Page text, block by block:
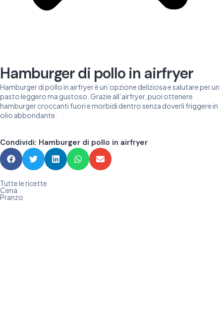
Hamburger di pollo in airfryer
Hamburger di pollo in airfryer è un’opzione deliziosa e salutare per un
pasto leggero ma gustoso. Grazie all’airfryer, puoi ottenere
hamburger croccanti fuori e morbidi dentro senza doverli friggere in
olio abbondante.
Condividi: Hamburger di pollo in airfryer
Tutte le ricette
Cena
Pranzo